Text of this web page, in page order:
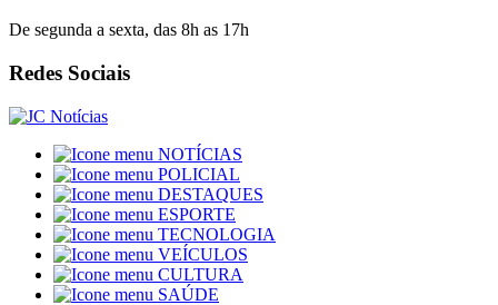
De segunda a sexta, das 8h as 17h
Redes Sociais
NOTÍCIAS
POLICIAL
DESTAQUES
ESPORTE
TECNOLOGIA
VEÍCULOS
CULTURA
SAÚDE